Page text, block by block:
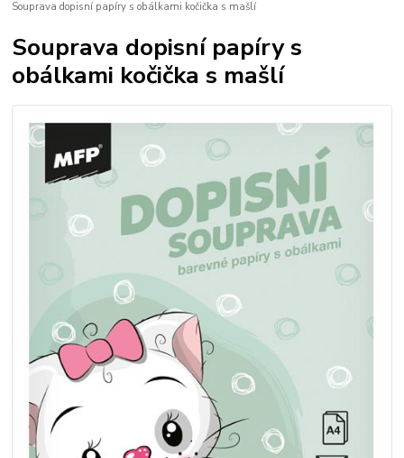
Souprava dopisní papíry s obálkami kočička s mašlí
Souprava dopisní papíry s
obálkami kočička s mašlí